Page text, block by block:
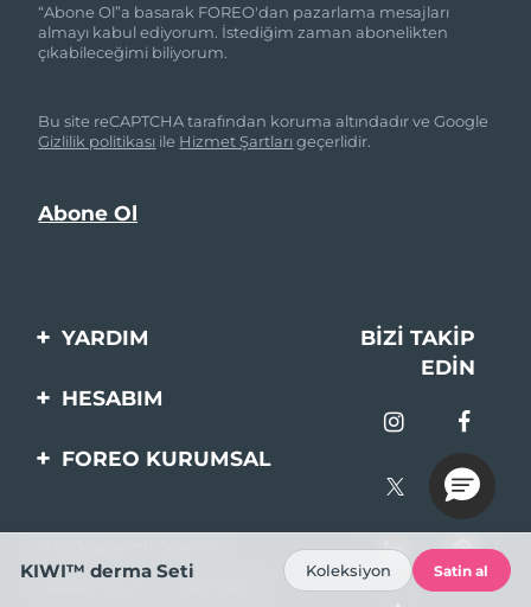
“Abone Ol”a basarak FOREO'dan pazarlama mesajları
almayı kabul ediyorum. İstediğim zaman abonelikten
çıkabileceğimi biliyorum.
Bu site reCAPTCHA tarafından koruma altındadır ve Google
Gizlilik politikası ile Hizmet Şartlarıgeçerlidir.
YARDIM
Bi̇zi̇mle İleti̇şi̇me Geçi̇n
Pil bilgileri
BIZI TAKIP
EDIN
HESABIM
Ürün Kaydı
FOREO KURUMSAL
Bazaarvoice İncelemeleri
KIWI™ derma Seti Koleksiyon Satin al